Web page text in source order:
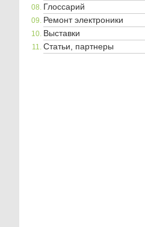
Глоссарий
Ремонт электроники
Выставки
Статьи, партнеры